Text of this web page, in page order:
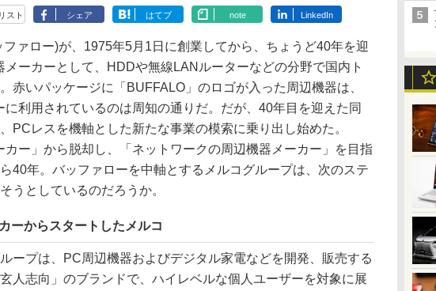
リスト シェア はてブ note LinkedIn
ァロー)が、1975年5月1日に創業してから、ちょうど40年を迎
メーカーとして、HDDや無線LANルーターなどの分野で国内ト
赤いパッケージに「BUFFALO」のロゴが入った周辺機器は、
に利用されているのは周知の通りだ。だが、40年目を迎えた同
PCレスを機軸とした新たな事業の模索に乗り出し始めた。
カー」から脱却し、「ネットワークの周辺機器メーカー」を目指
40年。バッファローを中軸とするメルコグループは、次のステ
うとしているのだろうか。
ーからスタートしたメルコ
ープは、PC周辺機器およびデジタル家電などを開発、販売する
人志向」のブランドで、ハイレベルな個人ユーザーを対象に展